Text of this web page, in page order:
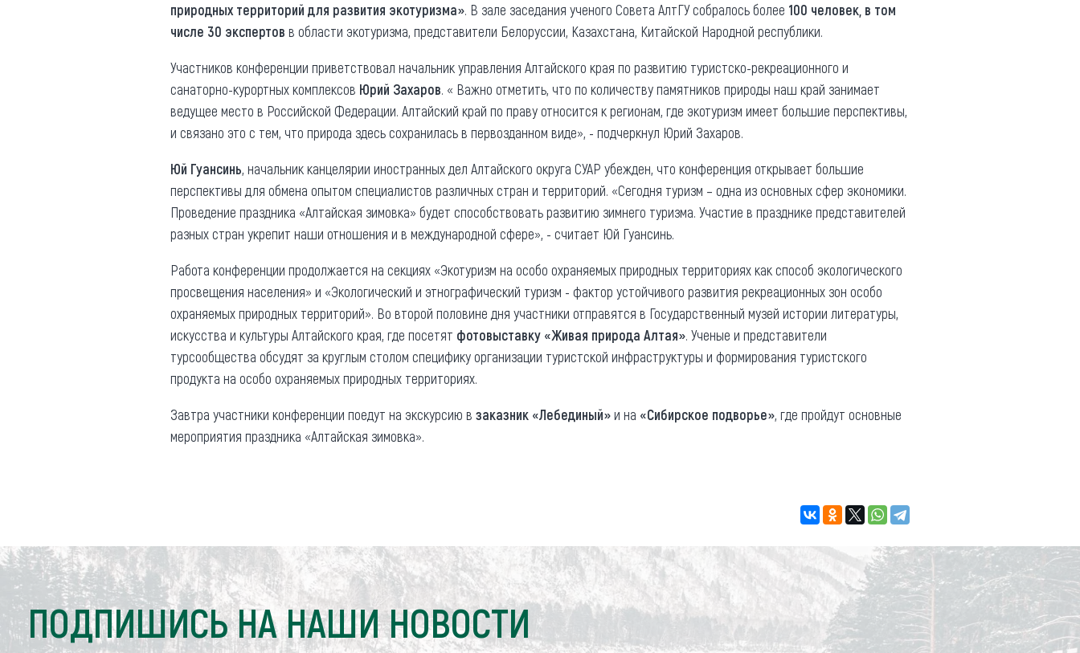
природных территорий для развития экотуризма». В зале заседания ученого Совета АлтГУ собралось более 100 человек, в том
числе 30 экспертов в области экотуризма, представители Белоруссии, Казахстана, Китайской Народной республики.
Участников конференции приветствовал начальник управления Алтайского края по развитию туристско-рекреационного и
санаторно-курортных комплексов Юрий Захаров. « Важно отметить, что по количеству памятников природы наш край занимает
ведущее место в Российской Федерации. Алтайский край по праву относится к регионам, где экотуризм имеет большие перспективы,
и связано это с тем, что природа здесь сохранилась в первозданном виде», - подчеркнул Юрий Захаров.
Юй Гуансинь, начальник канцелярии иностранных дел Алтайского округа СУАР убежден, что конференция открывает большие
перспективы для обмена опытом специалистов различных стран и территорий. «Сегодня туризм – одна из основных сфер экономики.
Проведение праздника «Алтайская зимовка» будет способствовать развитию зимнего туризма. Участие в празднике представителей
разных стран укрепит наши отношения и в международной сфере», - считает Юй Гуансинь.
Работа конференции продолжается на секциях «Экотуризм на особо охраняемых природных территориях как способ экологического
просвещения населения» и «Экологический и этнографический туризм - фактор устойчивого развития рекреационных зон особо
охраняемых природных территорий». Во второй половине дня участники отправятся в Государственный музей истории литературы,
искусства и культуры Алтайского края, где посетят фотовыставку «Живая природа Алтая». Ученые и представители
турсообщества обсудят за круглым столом специфику организации туристской инфраструктуры и формирования туристского
продукта на особо охраняемых природных территориях.
Завтра участники конференции поедут на экскурсию в заказник «Лебединый»и на «Сибирское подворье», где пройдут основные
мероприятия праздника «Алтайская зимовка».
ПОДПИШИСЬ НА НАШИ НОВОСТИ